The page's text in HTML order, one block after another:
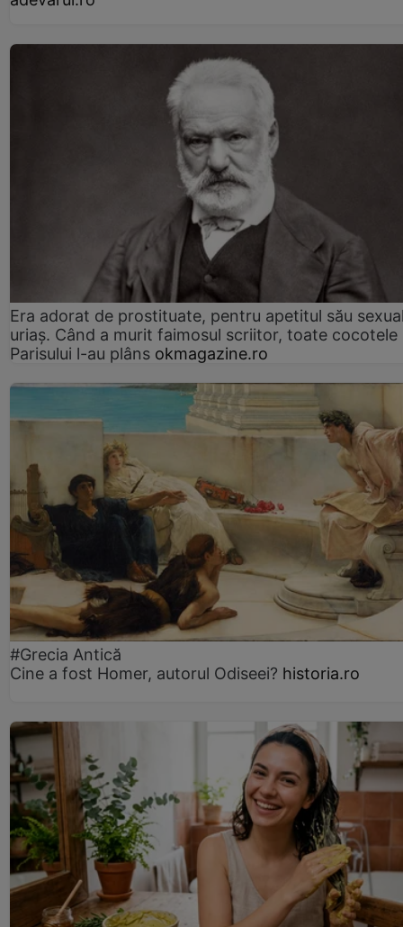
Era adorat de prostituate, pentru apetitul său
uriaș. Când a murit faimosul scriitor, toate cocotele
Parisului l-au plâns okmagazine.ro
#Grecia Antică
Cine a fost Homer, autorul Odiseei? historia.ro